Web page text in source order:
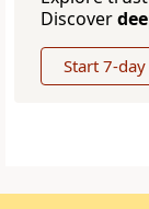
Discover
Start 7-